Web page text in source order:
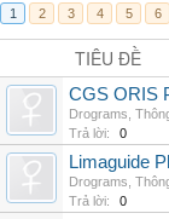
1 2 3 4 5 6
TIÊU ĐỀ
CGS ORIS
Drograms
Trả lời:
0
Limaguide
Drograms
Trả lời:
0